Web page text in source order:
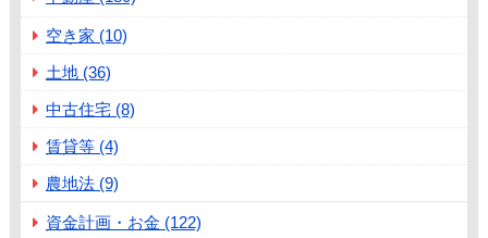
空き家 (10)
土地 (36)
中古住宅 (8)
賃貸等 (4)
農地法 (9)
資金計画・お金 (122)